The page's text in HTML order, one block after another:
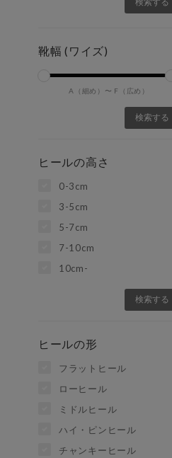
靴幅 (ワイズ)
A（細め）〜 F（広め）
ヒールの高さ
0-3cm
3-5cm
5-7cm
7-10cm
10cm-
ヒールの形
フラットヒール
ローヒール
ミドルヒール
ハイ・ピンヒール
チャンキーヒール